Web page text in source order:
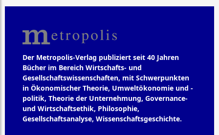
Der Metropolis-Verlag publiziert seit 40 Jahren
Bücher im Bereich Wirtschafts- und
Gesellschaftswissenschaften, mit Schwerpunkten
in Ökonomischer Theorie, Umweltökonomie und -
politik, Theorie der Unternehmung, Governance-
und Wirtschaftsethik, Philosophie,
Gesellschaftsanalyse, Wissenschaftsgeschichte.